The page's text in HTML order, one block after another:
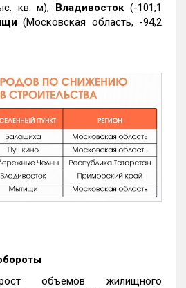
кв. м), Владивосток(-101,1
(Московская область, -94,2
объемов жилищного